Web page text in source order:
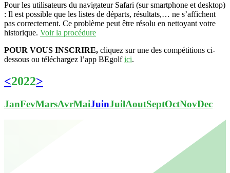
Pour les utilisateurs du navigateur Safari (sur smartphone et desktop)
: Il est possible que les listes de départs, résultats,… ne s’affichent
pas correctement. Ce problème peut être résolu en nettoyant votre
historique. Voir la procédure
POUR VOUS INSCRIRE, cliquez sur une des compétitions ci-
dessous ou téléchargez l’app BEgolfici.
<2022>
JanFevMarsAvrMaiJuinJuilAoutSeptOctNovDec